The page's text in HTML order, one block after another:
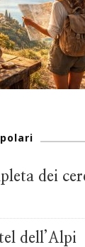
dei
dell’Alpi